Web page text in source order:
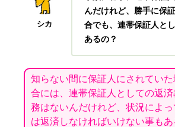
シカ
んだけれど、勝手に保
合でも、連帯保証人と
あるの？
知らない間に保証人にされていた
合には、連帯保証人としての返済
務はないんだけれど、状況によっ
は返済しなければいけない事もあ